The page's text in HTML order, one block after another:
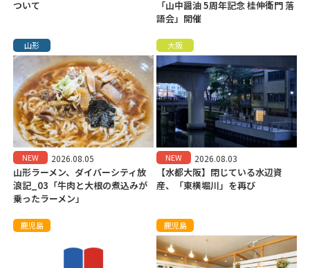
ついて
「山中醤油 5周年記念 桂伸衛門 落
語会」開催
山形
NEW 2026.08.05
山形ラーメン、ダイバーシティ放
浪記_03「牛肉と大根の煮込みが
乗ったラーメン」
大阪
NEW 2026.08.03
【水都大阪】閉じている水辺資
産、「東横堀川」を再び
鹿児島 鹿児島